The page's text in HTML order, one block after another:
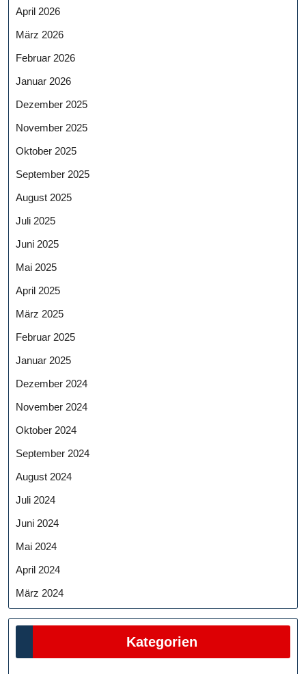
April 2026
März 2026
Februar 2026
Januar 2026
Dezember 2025
November 2025
Oktober 2025
September 2025
August 2025
Juli 2025
Juni 2025
Mai 2025
April 2025
März 2025
Februar 2025
Januar 2025
Dezember 2024
November 2024
Oktober 2024
September 2024
August 2024
Juli 2024
Juni 2024
Mai 2024
April 2024
März 2024
Kategorien